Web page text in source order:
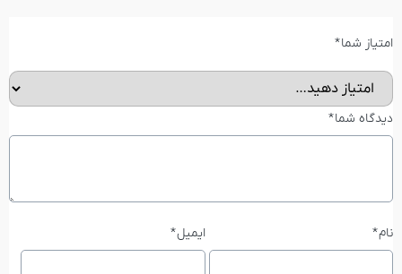
امتیاز شما*
دیدگاه شما*
نام* ایمیل*